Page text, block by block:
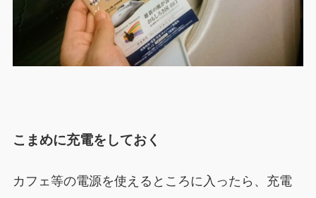
こまめに充電をしておく
カフェ等の電源を使えるところに入ったら、充電